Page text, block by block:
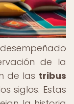
de la
de las tribus
siglos. Estas